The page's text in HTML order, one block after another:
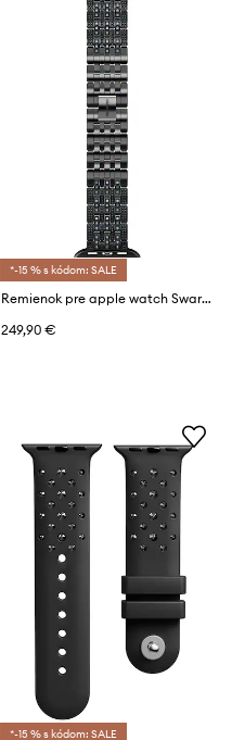
*-15 % s kódom: SALE
Remienok pre apple watch Swarovski 5678675 SPARKLING PRINCESS
249,90 €
*-15 % s kódom: SALE